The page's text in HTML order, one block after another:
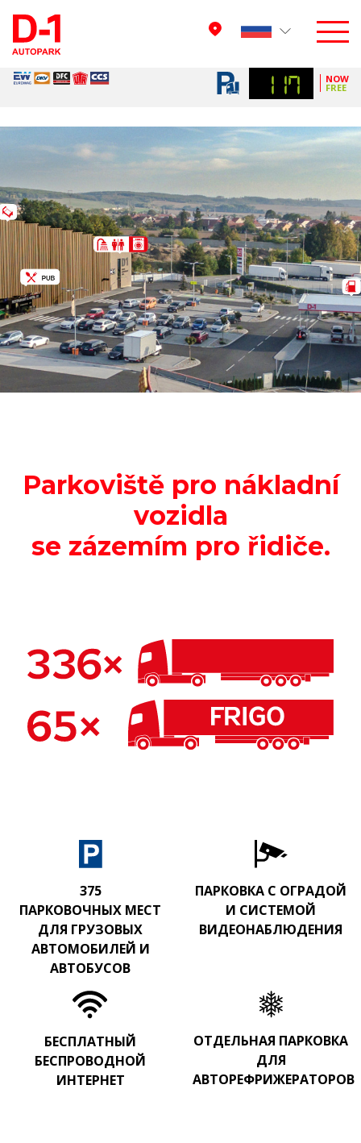
117 NOW
FREE
Parkoviště pro nákladní
vozidla
se zázemím pro řidiče.
375
ПАРКОВОЧНЫХ МЕСТ
ДЛЯ ГРУЗОВЫХ
АВТОМОБИЛЕЙ И
АВТОБУСОВ
ПАРКОВКА С ОГРАДОЙ
И СИСТЕМОЙ
ВИДЕОНАБЛЮДЕНИЯ
БЕСПЛАТНЫЙ
БЕСПРОВОДНОЙ
ИНТЕРНЕТ
ОТДЕЛЬНАЯ ПАРКОВКА
ДЛЯ
АВТОРЕФРИЖЕРАТОРОВ